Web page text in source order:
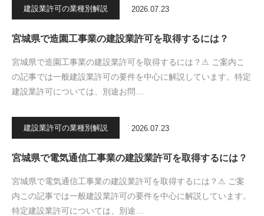
建設業許可の業種別解説 2026.07.23
宮城県で造園工事業の建設業許可を取得するには？
宮城県で造園工事業の建設業許可を取得するには？⚠ ご案内こ
の記事では一般建設業許可の要件を中心に解説しています。特定
建設業許可については、別途お問…
建設業許可の業種別解説 2026.07.23
宮城県で電気通信工事業の建設業許可を取得するには？
宮城県で電気通信工事業の建設業許可を取得するには？⚠ ご案
内この記事では一般建設業許可の要件を中心に解説しています。
特定建設業許可については、別途…